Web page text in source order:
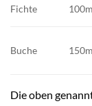
Fichte
Buche
Die oben